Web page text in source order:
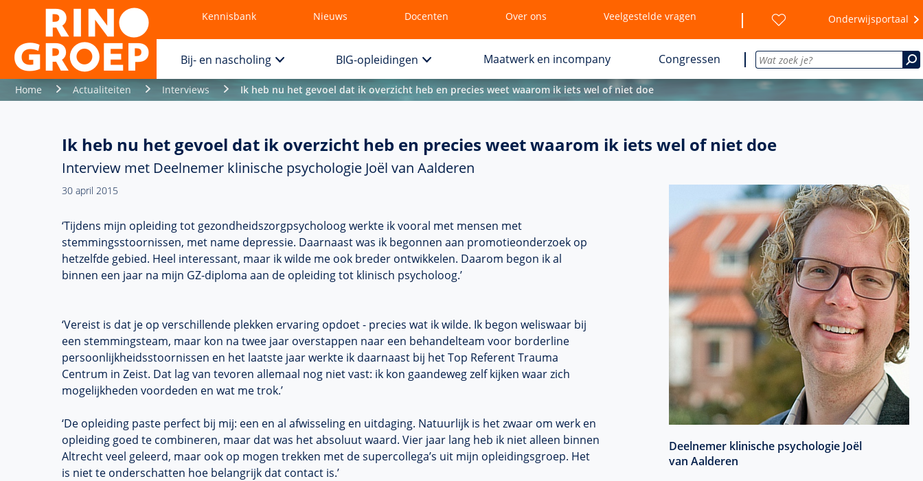
Kennisbank Nieuws Docenten Over ons Veelgestelde vragen Onderwijsportaal
Bij- en nascholing BIG-opleidingen Maatwerk en incompany Congressen
Home Actualiteiten Interviews Ik heb nu het gevoel dat ik overzicht heb en precies weet waarom ik iets wel of niet doe
Ik heb nu het gevoel dat ik overzicht heb en precies weet waarom ik iets wel of niet doe
Interview met Deelnemer klinische psychologie Joël van Aalderen
30 april 2015
Deelnemer klinische psychologie Joël
van Aalderen
‘Tijdens mijn opleiding tot gezondheidszorgpsycholoogwerkte ik vooral met mensen met
stemmingsstoornissen, met name depressie. Daarnaast was ik begonnen aan promotieonderzoek op
hetzelfde gebied. Heel interessant, maar ik wilde me ook breder ontwikkelen. Daarom begon ik al
binnen een jaar na mijn GZ-diploma aan de opleiding tot klinisch psycholoog.’
‘Vereist is dat je op verschillende plekken ervaring opdoet - precies wat ik wilde. Ik begon weliswaar bij
een stemmingsteam, maar kon na twee jaar overstappen naar een behandelteam voor borderline
persoonlijkheidsstoornissen en het laatste jaar werkte ik daarnaast bij het Top Referent Trauma
Centrum in Zeist. Dat lag van tevoren allemaal nog niet vast: ik kon gaandeweg zelf kijken waar zich
mogelijkheden voordeden en wat me trok.’
‘De opleiding paste perfect bij mij: een en al afwisseling en uitdaging. Natuurlijk is het zwaar om werk en
opleiding goed te combineren, maar dat was het absoluut waard. Vier jaar lang heb ik niet alleen binnen
Altrechtveel geleerd, maar ook op mogen trekken met de supercollega’s uit mijn opleidingsgroep. Het
is niet te onderschatten hoe belangrijk dat contact is.’